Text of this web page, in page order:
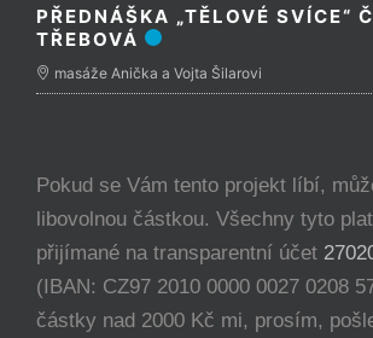
PŘEDNÁŠKA „TĚLOVÉ SVÍCE“
TŘEBOVÁ
masáže Anička a Vojta Šilarovi
Pokud se Vám tento projekt líbí,
libovolnou částkou. Všechny tyto
přijímané na transparentní účet
(IBAN: CZ97 2010 0000 0027 0208
částky nad 2000 Kč mi, prosím,